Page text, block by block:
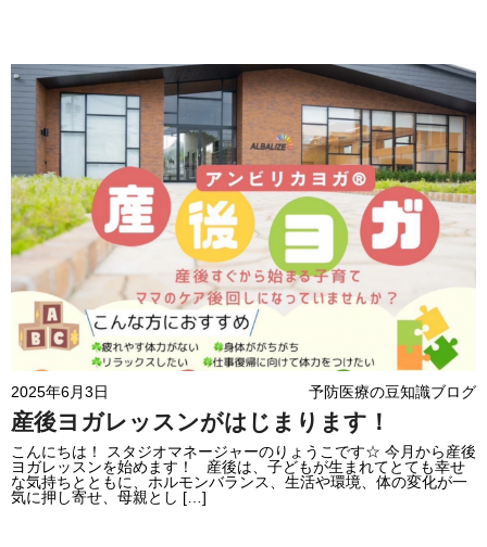
2025年6月3日 予防医療の豆知識ブログ
産後ヨガレッスンがはじまります！
こんにちは！ スタジオマネージャーのりょうこです☆ 今月から産後
ヨガレッスンを始めます！ 産後は、子どもが生まれてとても幸せ
な気持ちとともに、ホルモンバランス、生活や環境、体の変化が一
気に押し寄せ、母親とし […]